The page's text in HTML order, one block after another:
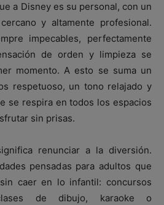
a Disney es su personal, con un
y altamente profesional.
impecables, perfectamente
de orden y limpieza se
momento. A esto se suma un
respetuoso, un tono relajado y
se respira en todos los espacios
sin prisas.
renunciar a la diversión.
pensadas para adultos que
caer en lo infantil: concursos
de dibujo, karaoke o